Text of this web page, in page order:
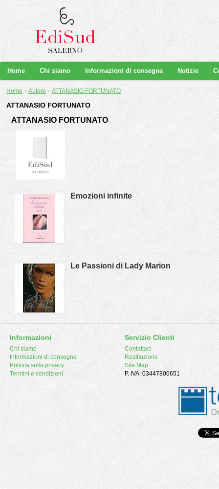
Home Chi siamo Informazioni di consegna Notizie
Home » Autore » ATTANASIO FORTUNATO
ATTANASIO FORTUNATO
ATTANASIO FORTUNATO
Emozioni infinite
Le Passioni di Lady Marion
Informazioni
Chi siamo
Informazioni di consegna
Politica sulla privacy
Termini e condizioni
Servizio Clienti
Contattaci
Restituzione
Site Map
P. IVA: 03447800651